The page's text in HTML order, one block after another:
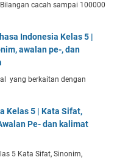
cacah sampai 100000
Indonesia Kelas 5 |
awalan pe-, dan
yang berkaitan dengan
Kelas 5 | Kata Sifat,
Pe- dan kalimat
5 Kata Sifat, Sinonim,